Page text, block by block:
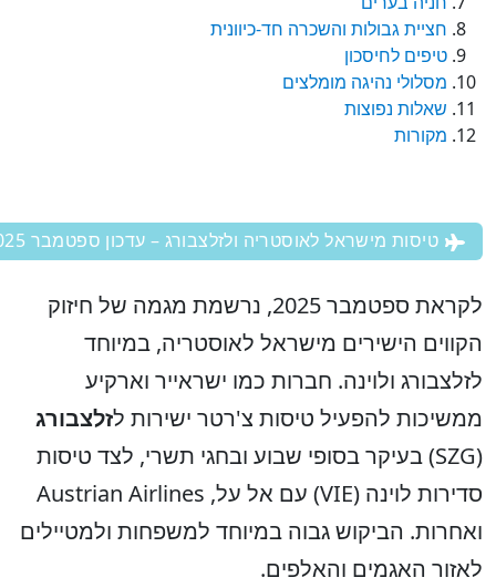
חציית גבולות והשכרה חד‑כיוונית
טיפים לחיסכון
מסלולי נהיגה מומלצים
שאלות נפוצות
מקורות
טיסות מישראל לאוסטריה ולזלצבורג – עדכון ספטמבר 2025
לקראת ספטמבר 2025, נרשמת מגמה של חיזוק
הישירים מישראל לאוסטריה, במיוחד
ולוינה. חברות כמו ישראייר וארקיע
להפעיל טיסות צ'רטר ישירות לזלצבורג
(SZG) בעיקר בסופי שבוע ובחגי תשרי, לצד טיסות
סדירות לוינה (VIE) עם אל על, Austrian Airlines
הביקוש גבוה במיוחד למשפחות ולמטיילים
האגמים והאלפים.